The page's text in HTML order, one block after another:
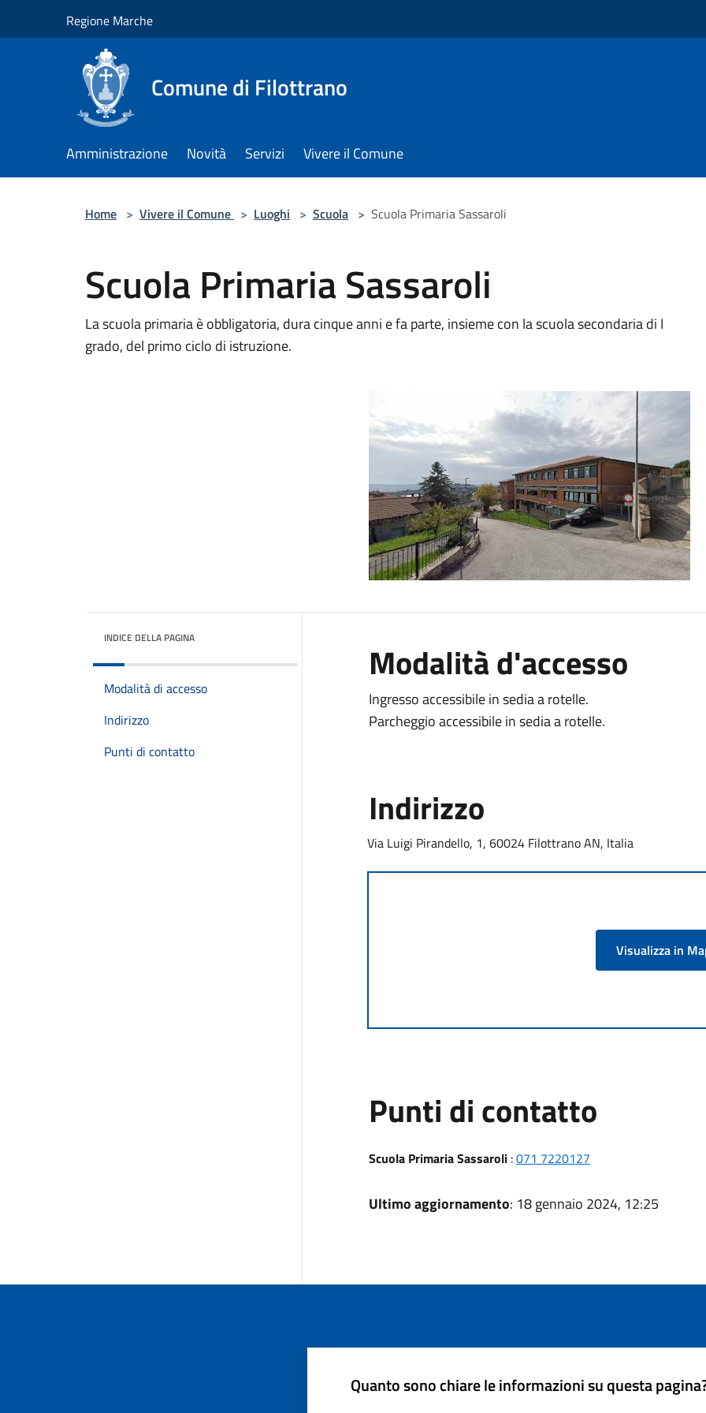
Regione Marche
Comune di Filottrano
Amministrazione Novità Servizi Vivere il Comune
Home > Vivere il Comune > Luoghi > Scuola > Scuola Primaria Sassaroli
Scuola Primaria Sassaroli
La scuola primaria è obbligatoria, dura cinque anni e fa parte, insieme con la scuola secondaria di I
grado, del primo ciclo di istruzione.
INDICE DELLA PAGINA
Modalità di accesso
Indirizzo
Punti di contatto
Modalità d'accesso
Ingresso accessibile in sedia a rotelle.
Parcheggio accessibile in sedia a rotelle.
Indirizzo
Via Luigi Pirandello, 1, 60024 Filottrano AN, Italia
Visualizza in
Punti di contatto
Scuola Primaria Sassaroli:071 7220127
Ultimo aggiornamento: 18 gennaio 2024, 12:25
Quanto sono chiare le informazioni su questa